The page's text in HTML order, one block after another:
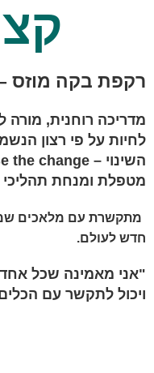
רקפת בקה מוזס
מדריכה רוחנית,
לחיות על פי רצון
השינוי – Be the change" ,
מטפלת ומנחת תהליכי
מתקשרת עם מלאכים
חדש לעולם.
"אני מאמינה שכל אחד
ויכול לתקשר עם